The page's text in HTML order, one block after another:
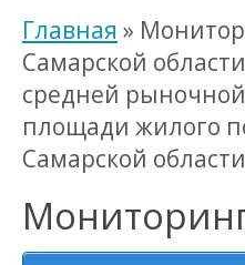
Главная »
Самарской
средней
площади жилого
Самарской